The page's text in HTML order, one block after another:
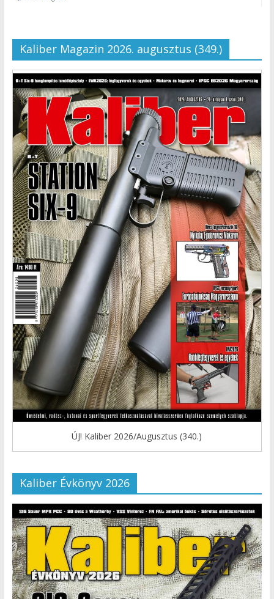
Kaliber Magazin 2026. augusztus (349.)
ÚJ! Kaliber 2026/Augusztus (340.)
Kaliber Évkönyv 2026